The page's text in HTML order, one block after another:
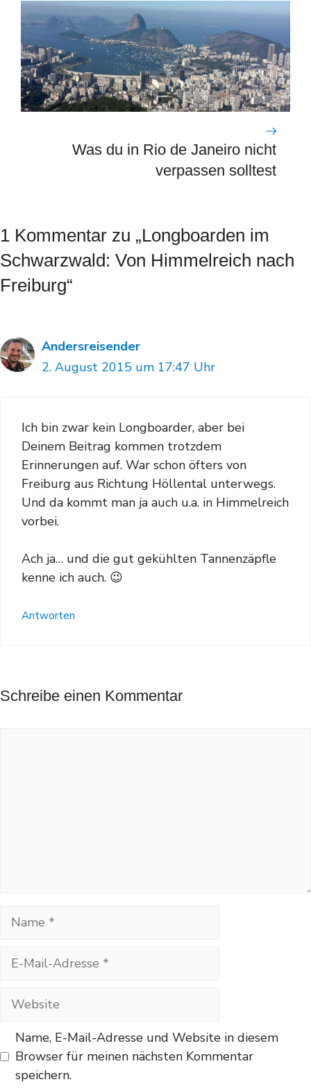
Was du in Rio de Janeiro nicht
verpassen solltest
1 Kommentar zu „Longboarden im
Schwarzwald: Von Himmelreich nach
Freiburg“
Andersreisender
2. August 2015 um 17:47 Uhr
Ich bin zwar kein Longboarder, aber bei
Deinem Beitrag kommen trotzdem
Erinnerungen auf. War schon öfters von
Freiburg aus Richtung Höllental unterwegs.
Und da kommt man ja auch u.a. in Himmelreich
vorbei.
Ach ja… und die gut gekühlten Tannenzäpfle
kenne ich auch. 😉
Antworten
Schreibe einen Kommentar
Name
Website
Name, E-Mail-Adresse und Website in diesem
Browser für meinen nächsten Kommentar
speichern.